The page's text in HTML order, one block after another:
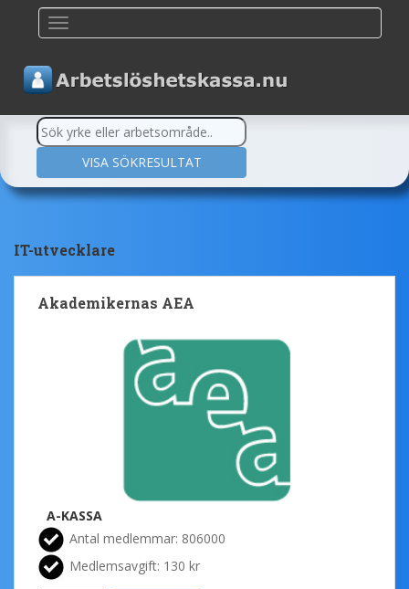
IT-utvecklare
Akademikernas AEA
A-KASSA
Antal medlemmar: 806000
Medlemsavgift: 130 kr